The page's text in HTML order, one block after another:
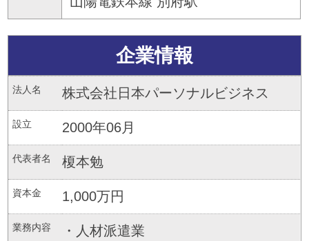
企業情報
法人名 株式会社日本パーソナルビジネス
設立 2000年06月
代表者名 榎本勉
資本金 1,000万円
業務内容
・人材派遣業